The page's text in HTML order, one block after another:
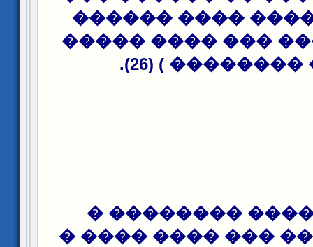
����� ������
������� ��� ���
�����
���� ������
���� ������ ���